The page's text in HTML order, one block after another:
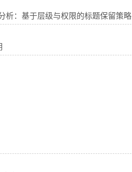
析：基于层级与权限的标题保留策略